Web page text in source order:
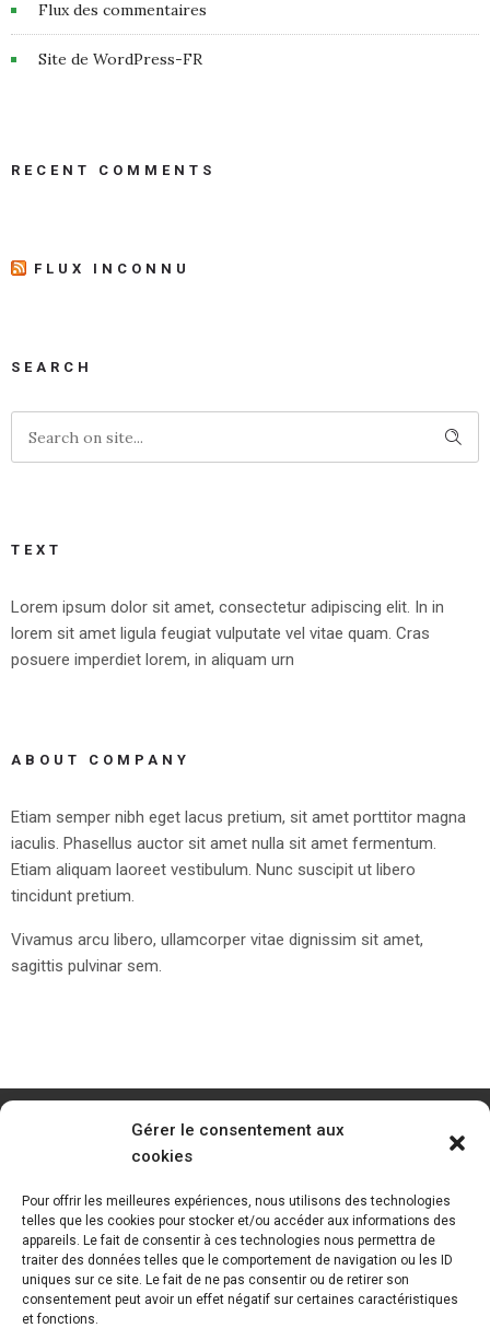
Gérer le consentement aux
cookies
Pour offrir les meilleures expériences, nous utilisons des technologies
telles que les cookies pour stocker et/ou accéder aux informations des
appareils. Le fait de consentir à ces technologies nous permettra de
traiter des données telles que le comportement de navigation ou les ID
uniques sur ce site. Le fait de ne pas consentir ou de retirer son
consentement peut avoir un effet négatif sur certaines caractéristiques
et fonctions.
Flux des commentaires
Site de WordPress-FR
RECENT COMMENTS
FLUX INCONNU
SEARCH
TEXT
Lorem ipsum dolor sit amet, consectetur adipiscing elit. In in
lorem sit amet ligula feugiat vulputate vel vitae quam. Cras
posuere imperdiet lorem, in aliquam urn
ABOUT COMPANY
Etiam semper nibh eget lacus pretium, sit amet porttitor magna
iaculis. Phasellus auctor sit amet nulla sit amet fermentum.
Etiam aliquam laoreet vestibulum. Nunc suscipit ut libero
tincidunt pretium.
Vivamus arcu libero, ullamcorper vitae dignissim sit amet,
sagittis pulvinar sem.